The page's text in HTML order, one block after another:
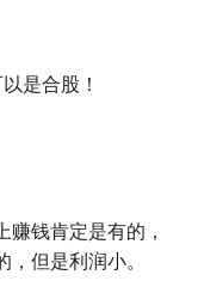
是合股！
钱肯定是有的，
但是利润小。